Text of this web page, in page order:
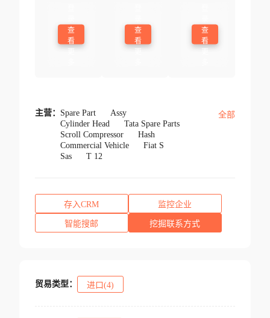
查
看
查
看
查
看
主营： Spare Part
Assy
Cylinder Head
Tata Spare Parts
Scroll Compressor
Hash
Commercial Vehicle
Fiat S
Sas
T 12
全部
存入CRM 监控企业
智能搜邮 挖掘联系方式
贸易类型： 进口(4)